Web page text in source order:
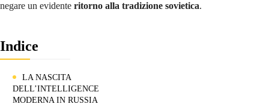
negare un evidente ritorno alla tradizione sovietica.
Indice
LA NASCITA
DELL’INTELLIGENCE
MODERNA IN RUSSIA